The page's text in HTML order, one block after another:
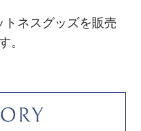
ネスグッズを販売
。